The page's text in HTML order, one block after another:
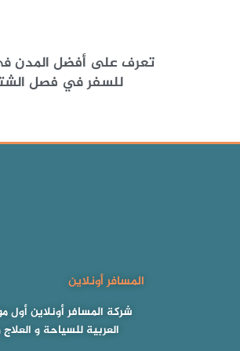
تعرف على أفضل المدن
للسفر في فصل
المسافر أونلاين
شركة المسافر أونلاين أول
العربية للسياحة و العلاج